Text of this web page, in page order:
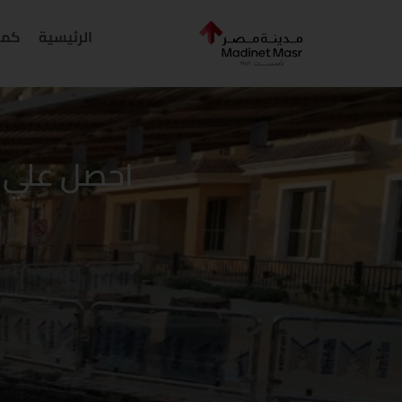
الرئيسية
احصل علي خصم 42% علي الدفع